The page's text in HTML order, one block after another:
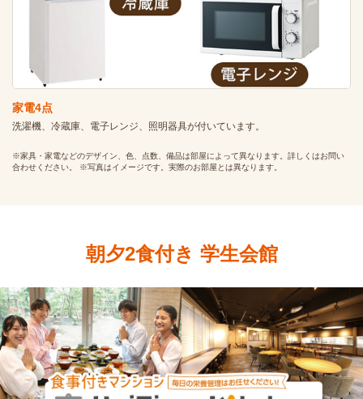
家電4点
洗濯機、冷蔵庫、電子レンジ、照明器具が付いています。
※家具・家電などのデザイン、色、点数、備品は部屋によって異なります。詳しくはお問い
合わせください。 ※写真はイメージです。実際のお部屋とは異なります。
朝夕2食付き 学生会館